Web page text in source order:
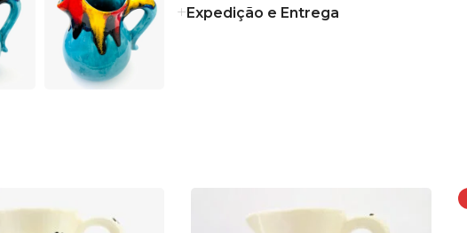
Expedição e Entrega